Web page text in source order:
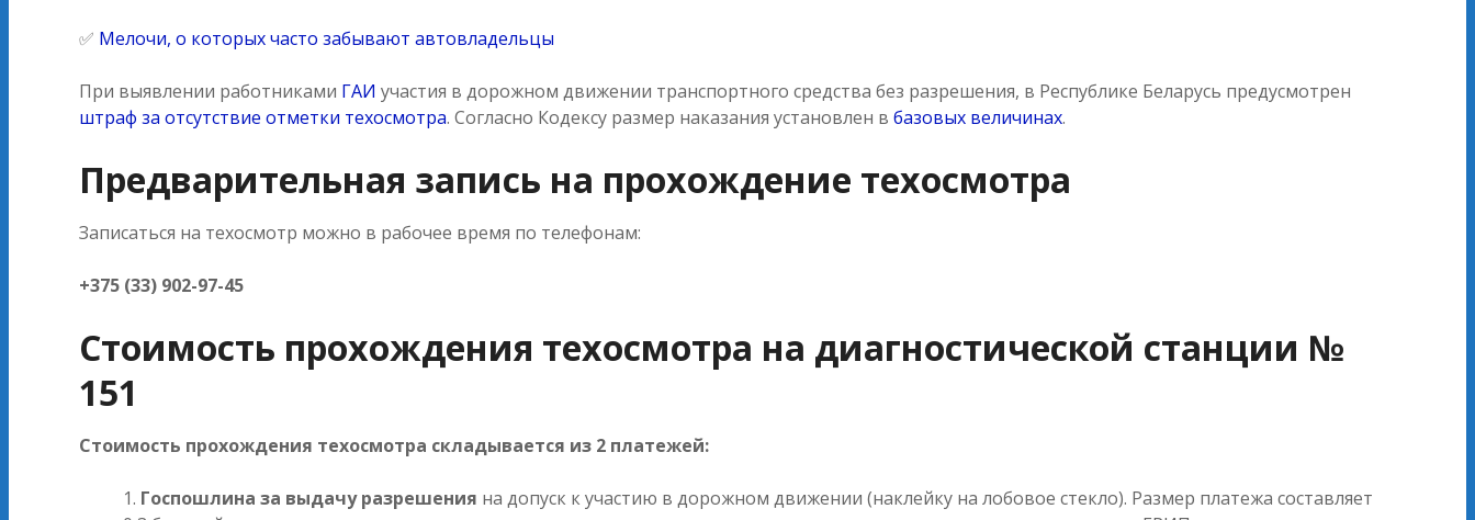
✅ Мелочи, о которых часто забывают автовладельцы
При выявлении работниками ГАИ участия в дорожном движении транспортного средства без разрешения, в Республике Беларусь предусмотрен
штраф за отсутствие отметки техосмотра. Согласно Кодексу размер наказания установлен в базовых величинах.
Предварительная запись на прохождение техосмотра
Записаться на техосмотр можно в рабочее время по телефонам:
+375 (33) 902-97-45
Стоимость прохождения техосмотра на диагностической станции №
151
Стоимость прохождения техосмотра складывается из 2 платежей:
Госпошлина за выдачу разрешения на допуск к участию в дорожном движении (наклейку на лобовое стекло). Размер платежа составляет